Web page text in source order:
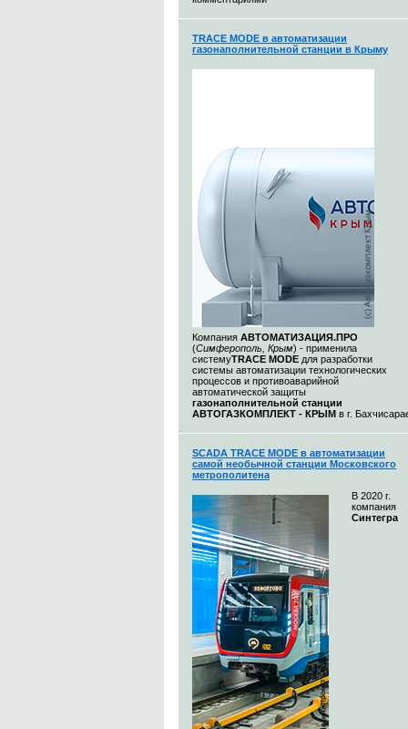
TRACE MODE в автоматизации
газонаполнительной станции в Крыму
Компания АВТОМАТИЗАЦИЯ.ПРО
(Симферополь, Крым) - применила
системуTRACE MODE для разработки
системы автоматизации технологических
процессов и противоаварийной
автоматической защиты
газонаполнительной станции
АВТОГАЗКОМПЛЕКТ - КРЫМ в г.
SCADA TRACE MODE в автоматизации
самой необычной станции Московского
метрополитена
В 2020 г.
компания
Синтегра